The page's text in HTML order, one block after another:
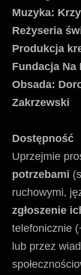
Muzyka:
Reżyseria
Produkcja
Fundacja Na
Obsada:
Zakrzewski
Dostępność
Uprzejmie
potrzebami
ruchowymi,
zgłoszenie
telefonicznie
lub przez